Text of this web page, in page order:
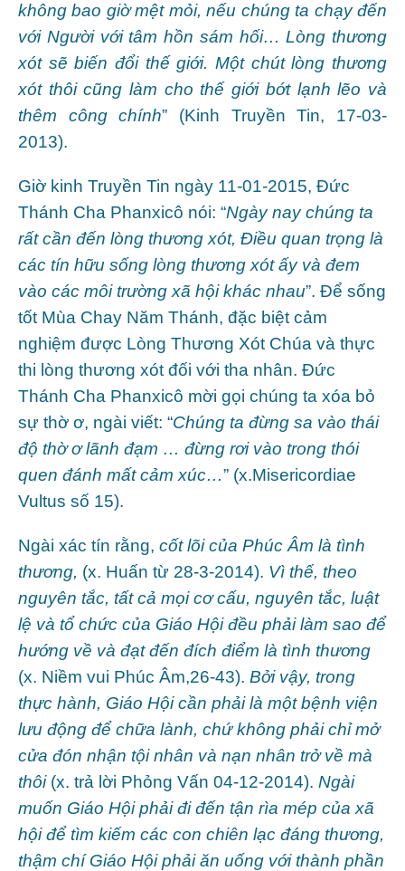
không bao giờ mệt mỏi, nếu chúng ta chạy đến
với Người với tâm hồn sám hối… Lòng thương
xót sẽ biến đổi thế giới. Một chút lòng thương
xót thôi cũng làm cho thế giới bớt lạnh lẽo và
thêm công chính” (Kinh Truyền Tin, 17-03-
2013).
Giờ kinh Truyền Tin ngày 11-01-2015, Đức
Thánh Cha Phanxicô nói: “Ngày nay chúng ta
rất cần đến lòng thương xót, Điều quan trọng là
các tín hữu sống lòng thương xót ấy và đem
vào các môi trường xã hội khác nhau”. Để sống
tốt Mùa Chay Năm Thánh, đặc biệt cảm
nghiệm được Lòng Thương Xót Chúa và thực
thi lòng thương xót đối với tha nhân. Đức
Thánh Cha Phanxicô mời gọi chúng ta xóa bỏ
sự thờ ơ, ngài viết: “Chúng ta đừng sa vào thái
độ thờ ơ lãnh đạm … đừng rơi vào trong thói
quen đánh mất cảm xúc…” (x.Misericordiae
Vultus số 15).
Ngài xác tín rằng, cốt lõi của Phúc Âm là tình
thương, (x. Huấn từ 28-3-2014). Vì thế, theo
nguyên tắc, tất cả mọi cơ cấu, nguyên tắc, luật
lệ và tổ chức của Giáo Hội đều phải làm sao để
hướng về và đạt đến đích điểm là tình thương
(x. Niềm vui Phúc Âm,26-43). Bởi vậy, trong
thực hành, Giáo Hội cần phải là một bệnh viện
lưu động để chữa lành, chứ không phải chỉ mở
cửa đón nhận tội nhân và nạn nhân trở về mà
thôi(x. trả lời Phỏng Vấn 04-12-2014). Ngài
muốn Giáo Hội phải đi đến tận rìa mép của xã
hội để tìm kiếm các con chiên lạc đáng thương,
thậm chí Giáo Hội phải ăn uống với thành phần